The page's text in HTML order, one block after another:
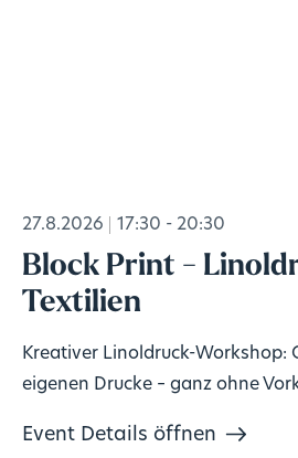
27.8.2026 17:30 - 20:30
Block Print -
Textilien
Kreativer Linoldruck-Workshop:
eigenen Drucke – ganz ohne
Event Details öffnen